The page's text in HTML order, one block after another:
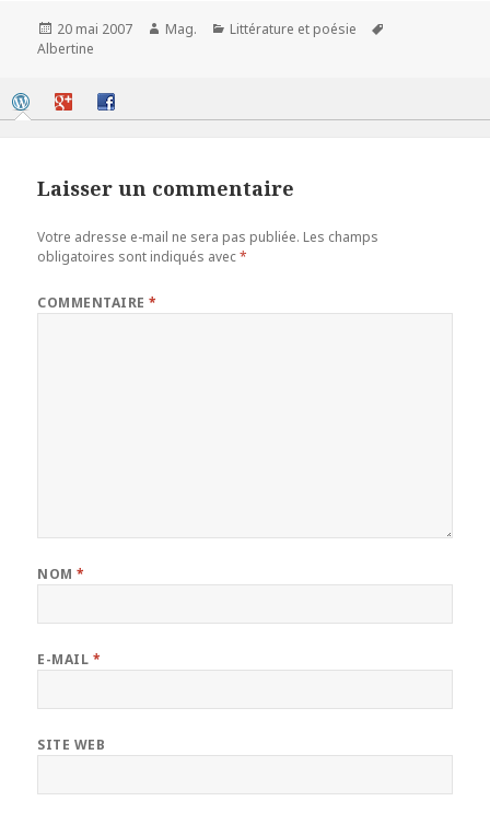
Publié
le
20 mai 2007 Auteur
Mag. Catégories
Littérature et poésie
Albertine
Laisser un commentaire
Votre adresse e-mail ne sera pas publiée. Les champs
obligatoires sont indiqués avec*
COMMENTAIRE*
NOM*
E-MAIL *
SITE WEB